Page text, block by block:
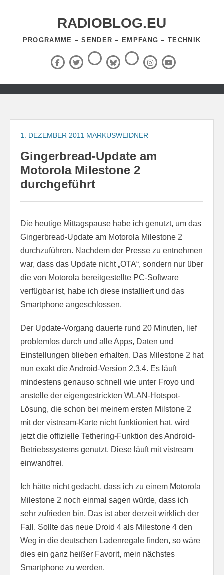
RADIOBLOG.EU
PROGRAMME – SENDER – EMPFANG – TECHNIK
Facebook
X
(Twitter)
ThreadsBlueSky
RSS-
Feed InstagramYouTube
Zum
springen
1. DEZEMBER 2011 MARKUSWEIDNER
Gingerbread-Update am
Motorola Milestone 2
durchgeführt
Die heutige Mittagspause habe ich genutzt, um das
Gingerbread-Update am Motorola Milestone 2
durchzuführen. Nachdem der Presse zu entnehmen
war, dass das Update nicht „OTA“, sondern nur über
die von Motorola bereitgestellte PC-Software
verfügbar ist, habe ich diese installiert und das
Smartphone angeschlossen.
Der Update-Vorgang dauerte rund 20 Minuten, lief
problemlos durch und alle Apps, Daten und
Einstellungen blieben erhalten. Das Milestone 2 hat
nun exakt die Android-Version 2.3.4. Es läuft
mindestens genauso schnell wie unter Froyo und
anstelle der eigengestrickten WLAN-Hotspot-
Lösung, die schon bei meinem ersten Milstone 2
mit der vistream-Karte nicht funktioniert hat, wird
jetzt die offizielle Tethering-Funktion des Android-
Betriebssystems genutzt. Diese läuft mit vistream
einwandfrei.
Ich hätte nicht gedacht, dass ich zu einem Motorola
Milestone 2 noch einmal sagen würde, dass ich
sehr zufrieden bin. Das ist aber derzeit wirklich der
Fall. Sollte das neue Droid 4 als Milestone 4 den
Weg in die deutschen Ladenregale finden, so wäre
dies ein ganz heißer Favorit, mein nächstes
Smartphone zu werden.